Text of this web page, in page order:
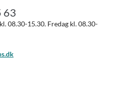
63
08.30-15.30. Fredag kl. 08.30-